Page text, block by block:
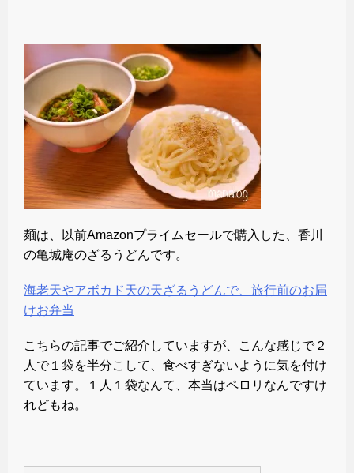
麺は、以前Amazonプライムセールで購入した、香川
の亀城庵のざるうどんです。
海老天やアボカド天の天ざるうどんで、旅行前のお届
けお弁当
こちらの記事でご紹介していますが、こんな感じで２
人で１袋を半分こして、食べすぎないように気を付け
ています。１人１袋なんて、本当はペロリなんですけ
れどもね。